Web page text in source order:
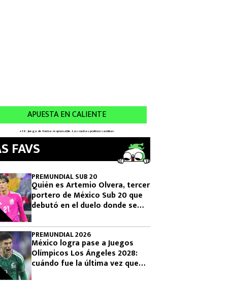
FAVS
PREMUNDIAL SUB 20
Quién es Artemio Olvera, tercer
portero de México Sub 20 que
debutó en el duelo donde se
PREMUNDIAL 2026
México logra pase a Juegos
Olímpicos Los Ángeles 2028:
cuándo fue la última vez que